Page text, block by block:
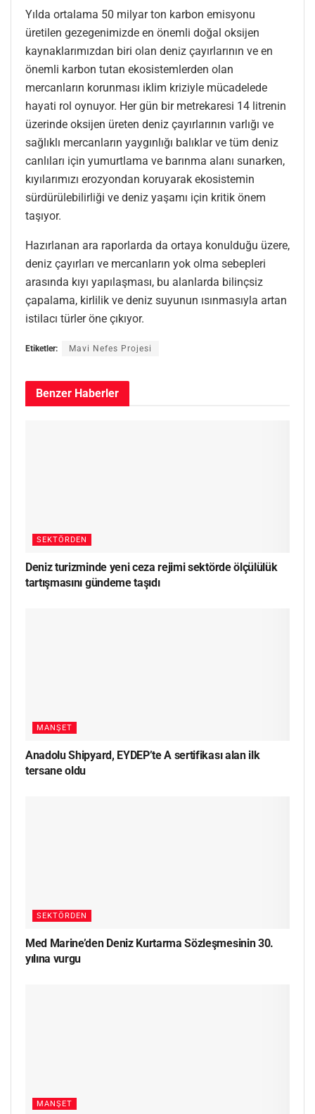
Yılda ortalama 50 milyar ton karbon emisyonu
üretilen gezegenimizde en önemli doğal oksijen
kaynaklarımızdan biri olan deniz çayırlarının ve en
önemli karbon tutan ekosistemlerden olan
mercanların korunması iklim kriziyle mücadelede
hayati rol oynuyor. Her gün bir metrekaresi 14 litrenin
üzerinde oksijen üreten deniz çayırlarının varlığı ve
sağlıklı mercanların yaygınlığı balıklar ve tüm deniz
canlıları için yumurtlama ve barınma alanı sunarken,
kıyılarımızı erozyondan koruyarak ekosistemin
sürdürülebilirliği ve deniz yaşamı için kritik önem
taşıyor.
Hazırlanan ara raporlarda da ortaya konulduğu üzere,
deniz çayırları ve mercanların yok olma sebepleri
arasında kıyı yapılaşması, bu alanlarda bilinçsiz
çapalama, kirlilik ve deniz suyunun ısınmasıyla artan
istilacı türler öne çıkıyor.
Etiketler: Mavi Nefes Projesi
Benzer Haberler
SEKTÖRDEN
Deniz turizminde yeni ceza rejimi sektörde ölçülülük
tartışmasını gündeme taşıdı
MANŞET
Anadolu Shipyard, EYDEP’te A sertifikası alan ilk
tersane oldu
SEKTÖRDEN
Med Marine’den Deniz Kurtarma Sözleşmesinin 30.
yılına vurgu
MANŞET